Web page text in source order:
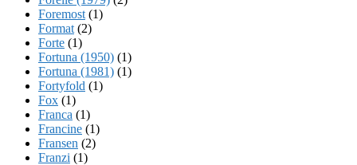
Foremost (1)
Format (2)
Forte (1)
Fortuna (1950) (1)
Fortuna (1981) (1)
Fortyfold (1)
Fox (1)
Franca (1)
Francine (1)
Fransen (2)
Franzi (1)